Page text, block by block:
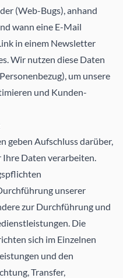
(Web-Bugs), anhand
wann eine E-Mail
in einem Newsletter
Wir nutzen diese Daten
um unsere
und Kunden-
geben Aufschluss darüber,
Ihre Daten verarbeiten.
unserer
zur Durchführung und
Die
sich im Einzelnen
und den
Transfer,